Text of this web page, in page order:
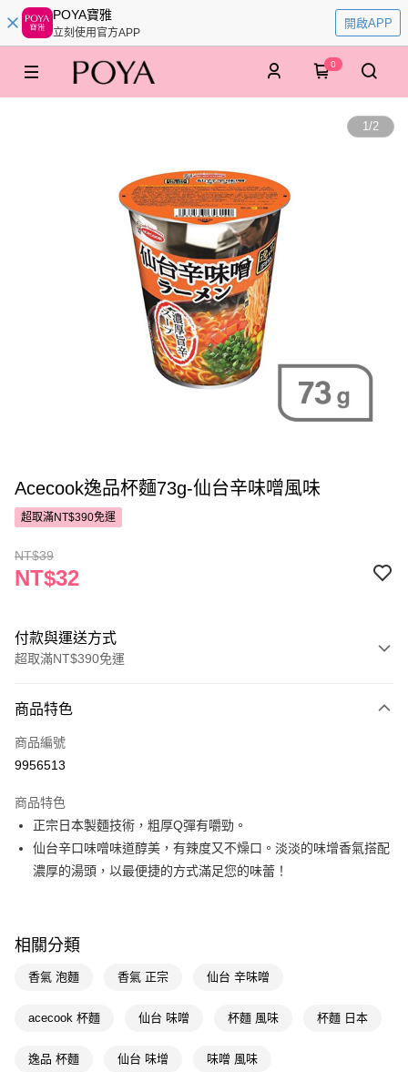
POYA寶雅
立刻使用官方APP
開啟APP
0
1/2
Acecook逸品杯麵73g-仙台辛味噌風味
超取滿NT$390免運
NT$39
NT$32
付款與運送方式
超取滿NT$390免運
POYA支付
信用卡一次付款
LINE Pay
Apple Pay
Google Pay
便利好安心！
商品特色
商品編號
9956513
商品特色
正宗日本製麵技術，粗厚Q彈有嚼勁。
仙台辛口味噌味道醇美，有辣度又不燥口。淡淡的味增香氣搭配
濃厚的湯頭，以最便捷的方式滿足您的味蕾！
相關分類
香氣 泡麵 香氣 正宗 仙台 辛味噌
acecook 杯麵 仙台 味噌 杯麵 風味 杯麵 日本
逸品 杯麵 仙台 味增 味噌 風味